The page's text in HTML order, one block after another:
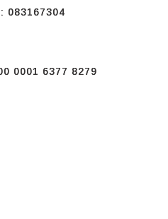
083167304
0001 6377 8279